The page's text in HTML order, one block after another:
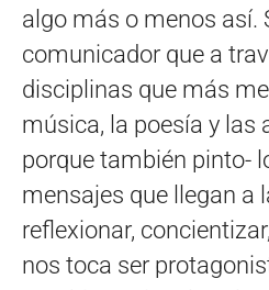
algo más o menos así.
comunicador que a
disciplinas que más
música, la poesía y las
porque también pinto-
mensajes que llegan a
reflexionar,
nos toca ser